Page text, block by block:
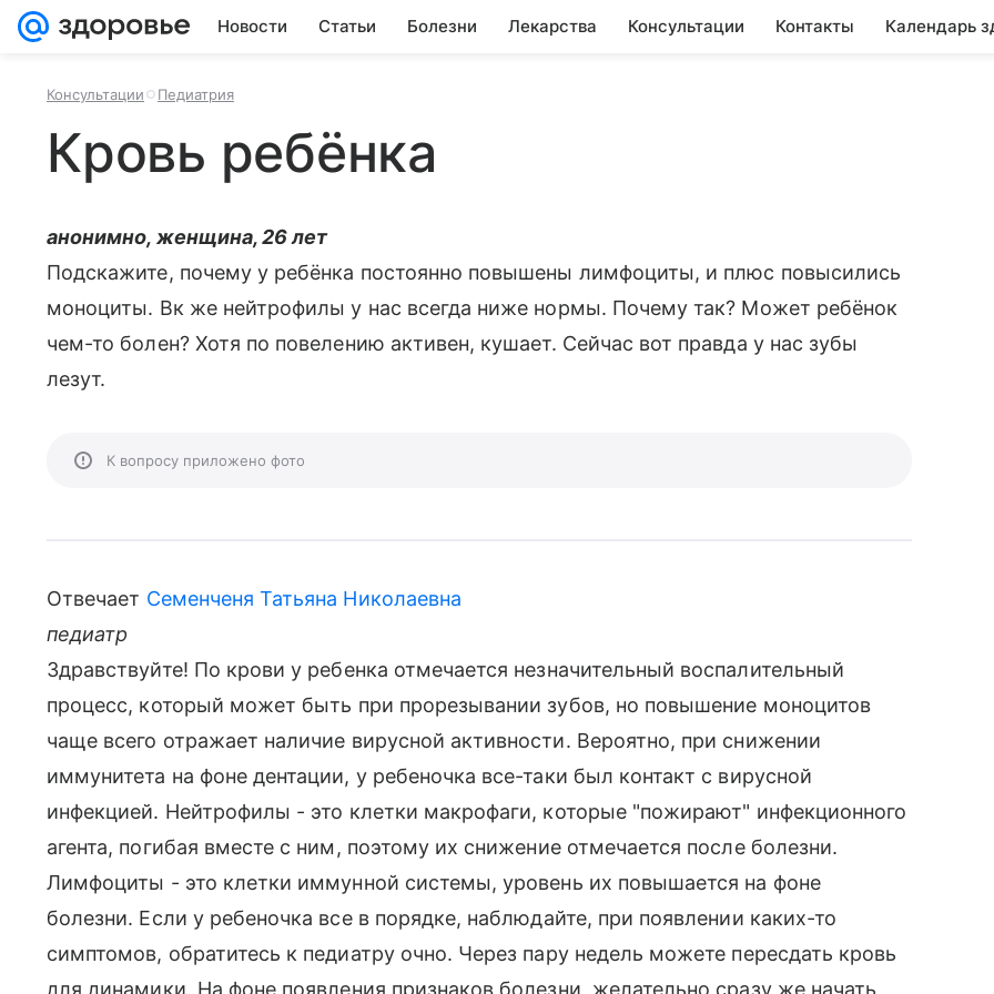
Новости Статьи Болезни Лекарства Консультации Контакты Календарь
Консультации Педиатрия
Кровь ребёнка
анонимно, женщина, 26 лет
Подскажите, почему у ребёнка постоянно повышены лимфоциты, и плюс повысились
моноциты. Вк же нейтрофилы у нас всегда ниже нормы. Почему так? Может ребёнок
чем-то болен? Хотя по повелению активен, кушает. Сейчас вот правда у нас зубы
лезут.
К вопросу приложено фото
Отвечает Семенченя Татьяна Николаевна
педиатр
Здравствуйте! По крови у ребенка отмечается незначительный воспалительный
процесс, который может быть при прорезывании зубов, но повышение моноцитов
чаще всего отражает наличие вирусной активности. Вероятно, при снижении
иммунитета на фоне дентации, у ребеночка все-таки был контакт с вирусной
инфекцией. Нейтрофилы - это клетки макрофаги, которые "пожирают" инфекционного
агента, погибая вместе с ним, поэтому их снижение отмечается после болезни.
Лимфоциты - это клетки иммунной системы, уровень их повышается на фоне
болезни. Если у ребеночка все в порядке, наблюдайте, при появлении каких-то
симптомов, обратитесь к педиатру очно. Через пару недель можете пересдать кровь
для динамики. На фоне появления признаков болезни, желательно сразу же начать